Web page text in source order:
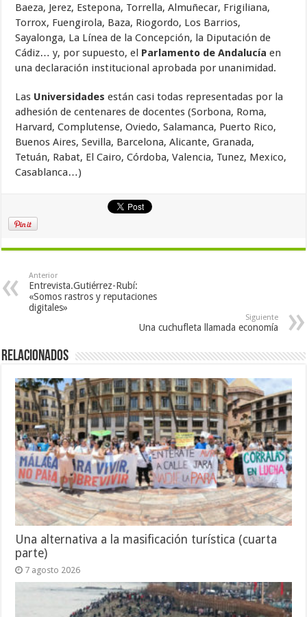
Baeza, Jerez, Estepona, Torrella, Almuñecar, Frigiliana,
Torrox, Fuengirola, Baza, Riogordo, Los Barrios,
Sayalonga, La Línea de la Concepción, la Diputación de
Cádiz… y, por supuesto, el Parlamento de Andalucíaen
una declaración institucional aprobada por unanimidad.
Las Universidades están casi todas representadas por la
adhesión de centenares de docentes (Sorbona, Roma,
Harvard, Complutense, Oviedo, Salamanca, Puerto Rico,
Buenos Aires, Sevilla, Barcelona, Alicante, Granada,
Tetuán, Rabat, El Cairo, Córdoba, Valencia, Tunez, Mexico,
Casablanca…)
Anterior
Entrevista.Gutiérrez-Rubí:
«Somos rastros y reputaciones
digitales»
Siguiente
Una cuchufleta llamada economía
Relacionados
Una alternativa a la masificación turística (cuarta
parte)
7 agosto 2026